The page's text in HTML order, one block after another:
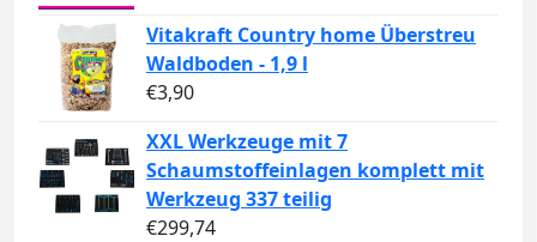
Vitakraft Country home Überstreu
Waldboden - 1,9 l
€3,90
XXL Werkzeuge mit 7
Schaumstoffeinlagen komplett mit
Werkzeug 337 teilig
€299,74